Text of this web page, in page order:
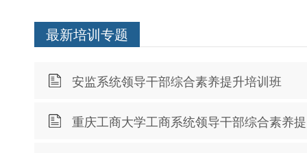
最新培训专题
安监系统领导干部综合素养提升培训班
重庆工商大学工商系统领导干部综合素养